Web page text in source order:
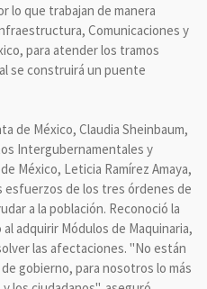
lo que trabajan de manera
Comunicaciones y
para atender los tramos
se construirá un puente
de México, Claudia Sheinbaum,
Intergubernamentales y
México, Leticia Ramírez Amaya,
esfuerzos de los tres órdenes de
a la población. Reconoció la
adquirir Módulos de Maquinaria,
las afectaciones. "No están
gobierno, para nosotros lo más